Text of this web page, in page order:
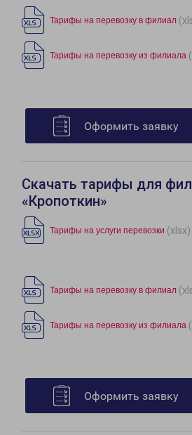
Тарифы на перевозку в филиал
Тарифы на перевозку из филиала
Оформить заявку
Скачать тарифы для
«Кропоткин»
Тарифы на услуги перевозки (xlsx)
Тарифы на перевозку в филиал
Тарифы на перевозку из филиала
Оформить заявку